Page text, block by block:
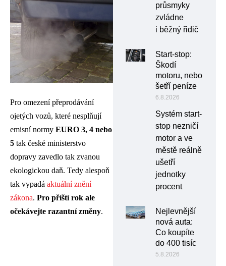
Pro omezení přeprodávání
ojetých vozů, které nesplňují
emisní normy EURO 3, 4 nebo
5 tak české ministerstvo
dopravy zavedlo tak zvanou
ekologickou daň. Tedy alespoň
tak vypadá aktuální znění
zákona. Pro příští rok ale
očekávejte razantní změny.
průsmyky
zvládne
i běžný řidič
Start-stop:
Škodí
motoru, nebo
šetří peníze
6.8.2026
Systém start-
stop nezničí
motor a ve
městě reálně
ušetří
jednotky
procent
Nejlevnější
nová auta:
Co koupíte
do 400 tisíc
5.8.2026